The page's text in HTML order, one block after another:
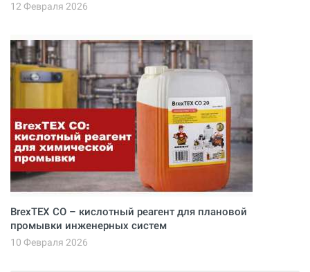
12 Февраля 2026
BrexTEX CO – кислотный реагент для плановой
промывки инженерных систем
10 Февраля 2026